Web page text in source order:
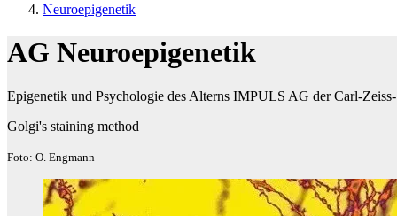
Neuroepigenetik
AG Neuroepigenetik
Epigenetik und Psychologie des Alterns IMPULS AG der Carl-
Golgi's staining method
Foto: O. Engmann